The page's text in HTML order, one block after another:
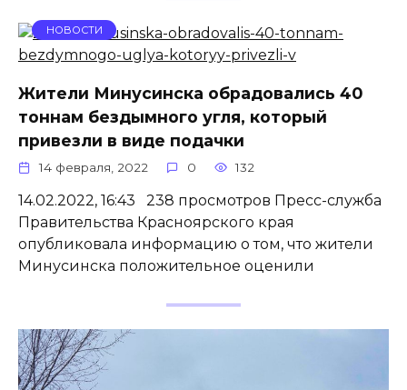
НОВОСТИ
Жители Минусинска обрадовались 40
тоннам бездымного угля, который
привезли в виде подачки
14 февраля, 2022 0 132
14.02.2022, 16:43 238 просмотров Пресс-служба
Правительства Красноярского края
опубликовала информацию о том, что жители
Минусинска положительное оценили